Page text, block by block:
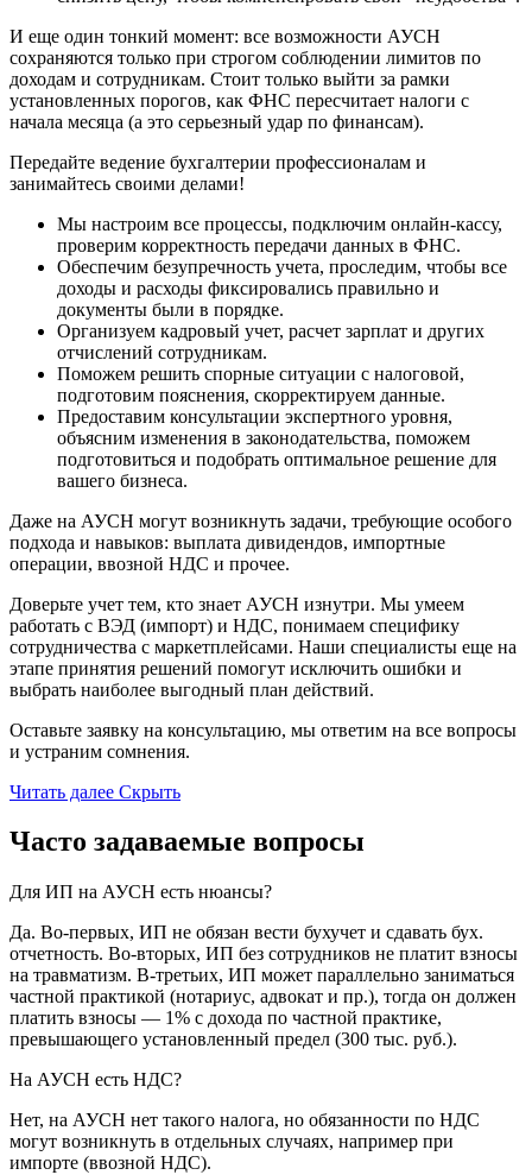
И еще один тонкий момент: все возможности АУСН
сохраняются только при строгом соблюдении лимитов по
доходам и сотрудникам. Стоит только выйти за рамки
установленных порогов, как ФНС пересчитает налоги с
начала месяца (а это серьезный удар по финансам).
Передайте ведение бухгалтерии профессионалам и
занимайтесь своими делами!
Мы настроим все процессы, подключим онлайн-кассу,
проверим корректность передачи данных в ФНС.
Обеспечим безупречность учета, проследим, чтобы все
доходы и расходы фиксировались правильно и
документы были в порядке.
Организуем кадровый учет, расчет зарплат и других
отчислений сотрудникам.
Поможем решить спорные ситуации с налоговой,
подготовим пояснения, скорректируем данные.
Предоставим консультации экспертного уровня,
объясним изменения в законодательства, поможем
подготовиться и подобрать оптимальное решение для
вашего бизнеса.
Даже на АУСН могут возникнуть задачи, требующие особого
подхода и навыков: выплата дивидендов, импортные
операции, ввозной НДС и прочее.
Доверьте учет тем, кто знает АУСН изнутри. Мы умеем
работать с ВЭД (импорт) и НДС, понимаем специфику
сотрудничества с маркетплейсами. Наши специалисты еще на
этапе принятия решений помогут исключить ошибки и
выбрать наиболее выгодный план действий.
Оставьте заявку на консультацию, мы ответим на все вопросы
и устраним сомнения.
Читать далее Скрыть
Часто задаваемые вопросы
Для ИП на АУСН есть нюансы?
Да. Во-первых, ИП не обязан вести бухучет и сдавать бух.
отчетность. Во-вторых, ИП без сотрудников не платит взносы
на травматизм. В-третьих, ИП может параллельно заниматься
частной практикой (нотариус, адвокат и пр.), тогда он должен
платить взносы — 1% с дохода по частной практике,
превышающего установленный предел (300 тыс. руб.).
На АУСН есть НДС?
Нет, на АУСН нет такого налога, но обязанности по НДС
могут возникнуть в отдельных случаях, например при
импорте (ввозной НДС).